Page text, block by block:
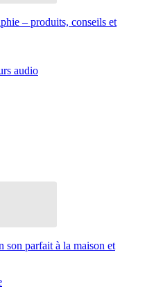
– produits, conseils et
audio
son parfait à la maison et